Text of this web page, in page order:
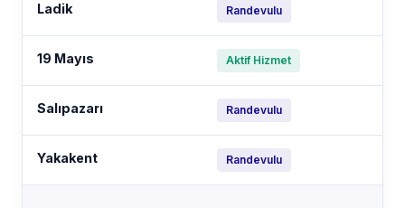
Ladik Randevulu
19 Mayıs Aktif Hizmet
Salıpazarı Randevulu
Yakakent Randevulu